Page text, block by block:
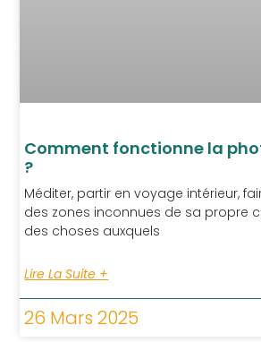
Comment fonctionne la
?
Méditer, partir en voyage intérieur,
des zones inconnues de sa propre
des choses auxquels
Lire La Suite +
26 Mars 2025